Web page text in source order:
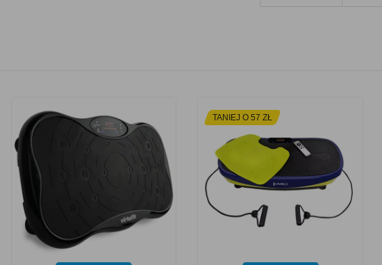
TANIEJ O 57 ZŁ